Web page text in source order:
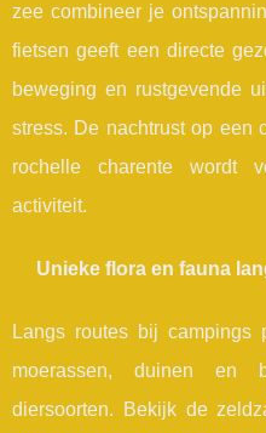
zee combineer je
fietsen geeft een directe
beweging en rustgevende
stress. De nachtrust op een
rochelle charente wordt
activiteit.
Unieke flora en fauna
Langs routes bij campings
moerassen, duinen en
diersoorten. Bekijk de